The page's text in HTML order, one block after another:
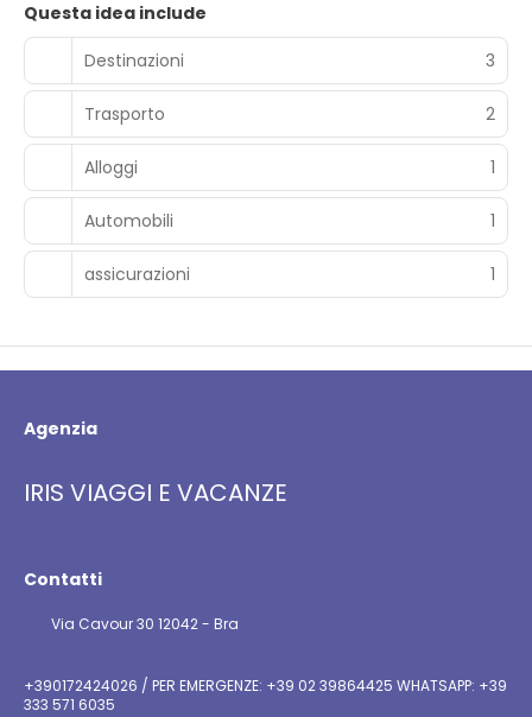
Questa idea include
Destinazioni
3
Trasporto 2
Alloggi 1
Automobili 1
assicurazioni 1
Agenzia
IRIS VIAGGI E VACANZE
Contatti
Via Cavour 30 12042 - Bra
+390172424026 / PER EMERGENZE: +39 02 39864425 WHATSAPP: +39
333 571 6035